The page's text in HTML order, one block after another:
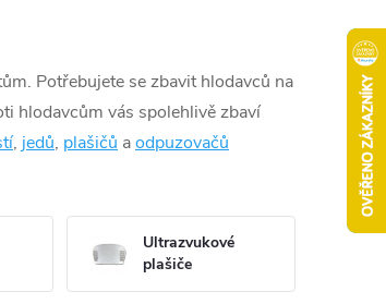
Potřebujete se zbavit hlodavců na
hlodavcům vás spolehlivě zbaví
, jedů, plašičů aodpuzovačů
Ultrazvukové
plašiče